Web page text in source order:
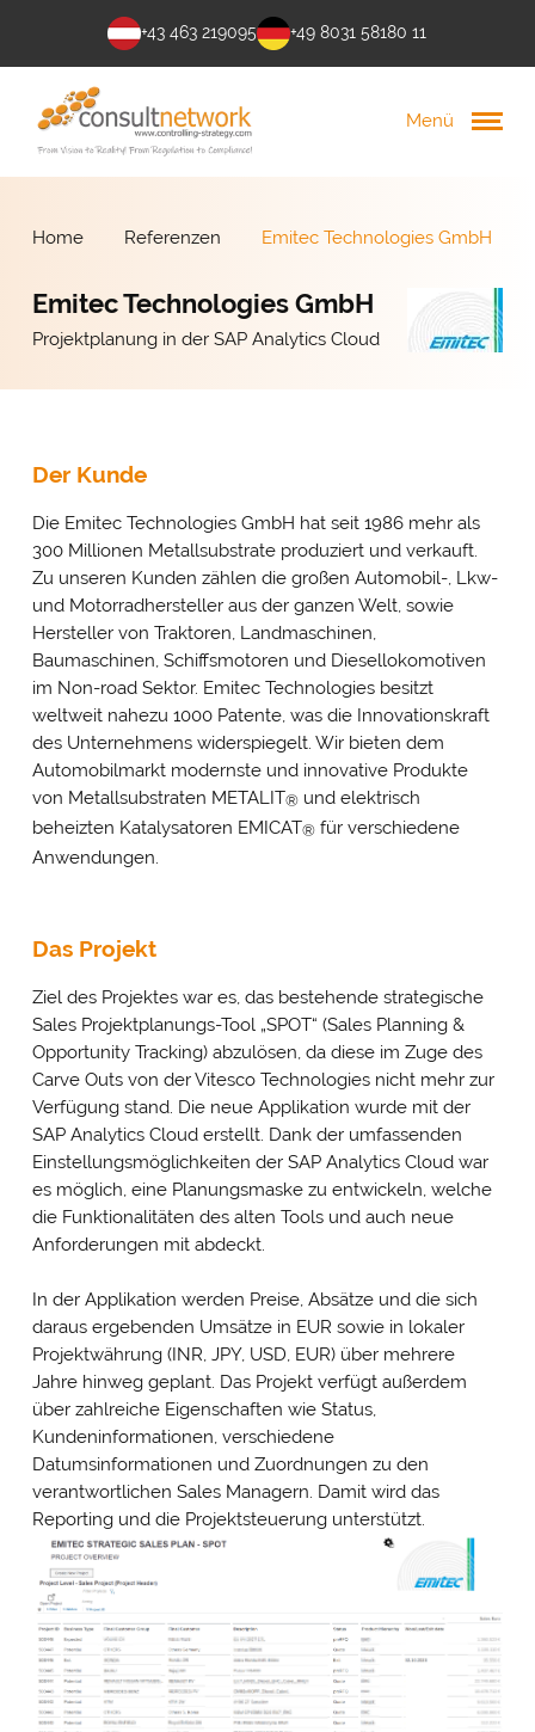
+43 463 219095 +49 8031 58180 11
Menü
Home Referenzen Emitec Technologies GmbH
Emitec Technologies GmbH
Projektplanung in der SAP Analytics Cloud
Der Kunde
Die Emitec Technologies GmbH hat seit 1986 mehr als
300 Millionen Metallsubstrate produziert und verkauft.
Zu unseren Kunden zählen die großen Automobil-, Lkw-
und Motorradhersteller aus der ganzen Welt, sowie
Hersteller von Traktoren, Landmaschinen,
Baumaschinen, Schiffsmotoren und Diesellokomotiven
im Non-road Sektor. Emitec Technologies besitzt
weltweit nahezu 1000 Patente, was die Innovationskraft
des Unternehmens widerspiegelt. Wir bieten dem
Automobilmarkt modernste und innovative Produkte
von Metallsubstraten METALIT®und elektrisch
beheizten Katalysatoren EMICAT®für verschiedene
Anwendungen.
Das Projekt
Ziel des Projektes war es, das bestehende strategische
Sales Projektplanungs-Tool „SPOT“ (Sales Planning &
Opportunity Tracking) abzulösen, da diese im Zuge des
Carve Outs von der Vitesco Technologies nicht mehr zur
Verfügung stand. Die neue Applikation wurde mit der
SAP Analytics Cloud erstellt. Dank der umfassenden
Einstellungsmöglichkeiten der SAP Analytics Cloud war
es möglich, eine Planungsmaske zu entwickeln, welche
die Funktionalitäten des alten Tools und auch neue
Anforderungen mit abdeckt.
In der Applikation werden Preise, Absätze und die sich
daraus ergebenden Umsätze in EUR sowie in lokaler
Projektwährung (INR, JPY, USD, EUR) über mehrere
Jahre hinweg geplant. Das Projekt verfügt außerdem
über zahlreiche Eigenschaften wie Status,
Kundeninformationen, verschiedene
Datumsinformationen und Zuordnungen zu den
verantwortlichen Sales Managern. Damit wird das
Reporting und die Projektsteuerung unterstützt.